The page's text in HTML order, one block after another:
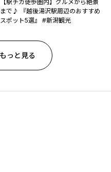
【駅チカ徒歩圏内】グルメから絶景
まで♪ 『越後湯沢駅周辺のおすすめ
スポット5選』 #新潟観光
っと見る